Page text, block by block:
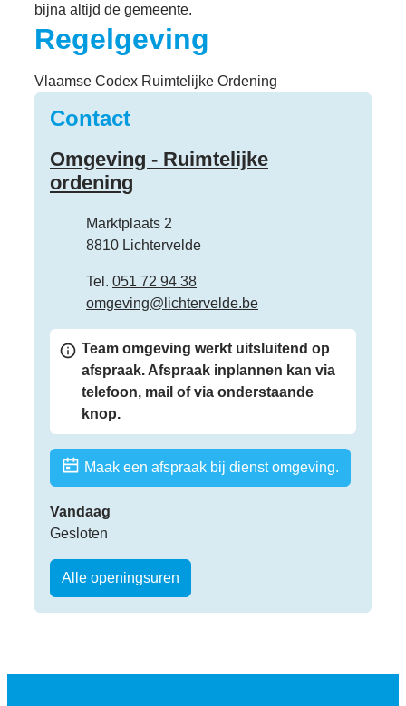
bijna altijd de gemeente.
Regelgeving
Vlaamse Codex Ruimtelijke Ordening
Contact
Omgeving - Ruimtelijke
ordening
AdresMarktplaats 2
,8810 Lichtervelde
051 72 94 38
E-mailomgeving@ lichtervelde.be
Team omgeving werkt uitsluitend op
afspraak. Afspraak inplannen kan via
telefoon, mail of via onderstaande
knop.
Maak een afspraak bij dienst omgeving.
Vandaag
Gesloten
Alle openingsuren